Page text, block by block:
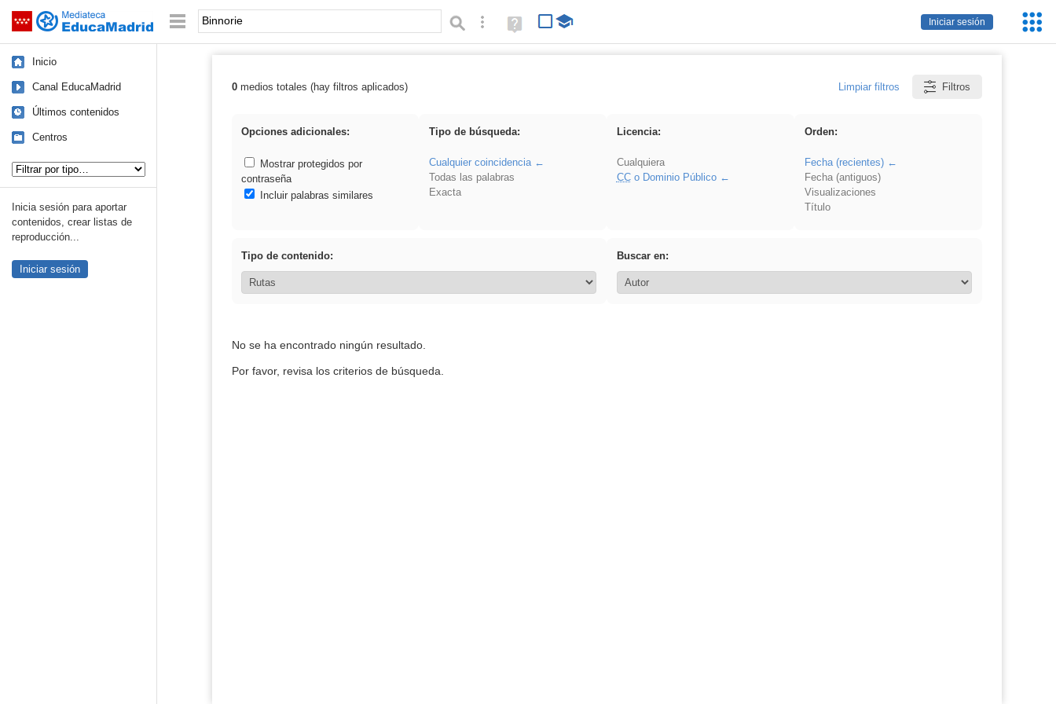
Saltar navegación
Iniciar sesión
Palabra o frase: Búsqueda avanzada
Ayuda
(en
Inicio
Canal EducaMadrid
Últimos contenidos
Centros
Inicia sesión para aportar
contenidos, crear listas de
reproducción...
Iniciar sesión
Resultados de: Binnorie
0medios totales (hay filtros aplicados) Limpiar filtros Filtros
Opciones adicionales:
Mostrar protegidos por
contraseña
Incluir palabras similares
Tipo de búsqueda:
Cualquier coincidencia
Todas las palabras
Exacta
Licencia:
Cualquiera
CCo Dominio Público
Orden:
Fecha (recientes)
Fecha (antiguos)
Visualizaciones
Título
Tipo de contenido: Buscar en:
No se ha encontrado ningún resultado.
Por favor, revisa los criterios de búsqueda.